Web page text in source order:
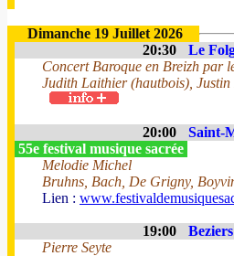
Dimanche 19 Juillet 2026
20:30
Le
Concert Baroque en Breizh par
Judith Laithier (hautbois),
20:00 Saint-
55e festival musique sacrée
Melodie Michel
Bruhns, Bach, De Grigny,
Lien :
19:00
Pierre Seyte